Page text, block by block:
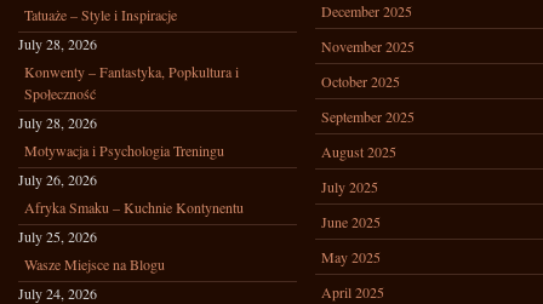
Tatuaże – Style i Inspiracje
July 28, 2026
Konwenty – Fantastyka, Popkultura i
Społeczność
July 28, 2026
Motywacja i Psychologia Treningu
July 26, 2026
Afryka Smaku – Kuchnie Kontynentu
July 25, 2026
Wasze Miejsce na Blogu
July 24, 2026
December 2025
November 2025
October 2025
September 2025
August 2025
July 2025
June 2025
May 2025
April 2025